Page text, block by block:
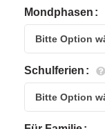
Mondphasen
Schulferien